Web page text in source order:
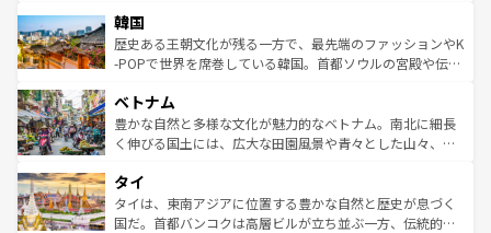
ワイを、存分に味わってほしい。 なお、新着のハワイ情報
はコンテンツ一覧を参照してほしい。
いる。アクティビティも充実しており、サーフィンやダイ
ビング、ハイキングなど、アウトドア好きにはたまらな
い。オーストラリアの多彩な魅力を存分に味わいつくそ
参照してほしい。
ン）、静ひつな山岳地帯である台湾東部など、都市の喧騒
と山間の静けさが共存しており、訪れる人に新しい発見と
驚きをもたらしてくれる。また、奥深い台湾の食文化も魅
容にもいいと評判のスイーツなど、バラエティ豊かな料理
が味わえる。 なお、新着の台湾情報は コンテンツ一覧を参
照してほしい。
韓国
歴史ある王朝文化が残る一方で、最先端のファッションやK
-POPで世界を席巻している韓国。首都ソウルの宮殿や伝統
き、地方に足を延ばせば四季折々の自然美を楽しむことが
できる。そして、キムチや焼肉、絶品のストリートフード
まで、さまざまな韓国料理が待っている。夜には、韓国な
リティに包まれながら、韓国の多彩な魅力を心ゆくまで味
わってみてほしい。 なお、新着の韓国情報はコンテンツ一
覧を参照してほしい。
ベトナム
豊かな自然と多様な文化が魅力的なベトナム。南北に細長
く伸びる国土には、広大な田園風景や青々とした山々、世
急速な発展と共に伝統が息づく。ハノイの古い町並みやホ
ーチミン市のフランス統治時代の建物も、独特の雰囲気を
醸し出している。また、バラエティの豊かさとおいしさで
タイ
タイは、東南アジアに位置する豊かな自然と歴史が息づく
国だ。首都バンコクは高層ビルが立ち並ぶ一方、伝統的な